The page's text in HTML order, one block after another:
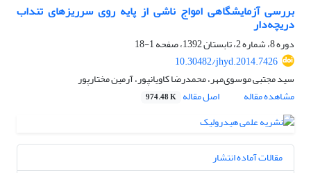
بررسی آزمایشگاهی امواج ناشی از پایه روی سرریزهای تنداب
دریچه‌دار
دوره 8، شماره 2، تابستان 1392، صفحه
1-18
10.30482/jhyd.2014.7426
سید مجتبی موسوی‌مهر، محمدرضا کاویانپور، آرمین مختارپور
مشاهده مقاله
اصل مقاله 974.48 K
مقالات آماده انتشار